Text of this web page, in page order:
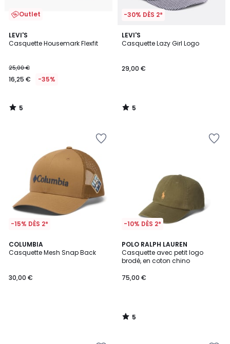
Outlet
LEVI'S
Casquette Housemark Flexfit
25,00 €
16,25 € -35%
5
/
5
/
-30% DÈS 2*
LEVI'S
Casquette Lazy Girl Logo
29,00 €
5
/
5
/
-15% DÈS 2*
COLUMBIA
Casquette Mesh Snap Back
30,00 €
-10% DÈS 2*
POLO RALPH LAUREN
Casquette avec petit logo
brodé, en coton chino
75,00 €
5
/
5
5
/